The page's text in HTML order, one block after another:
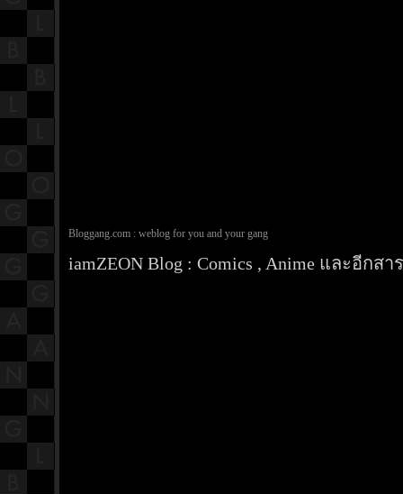
Bloggang.com : weblog for you and your gang
iamZEON Blog : Comics , Anime และอีกสา